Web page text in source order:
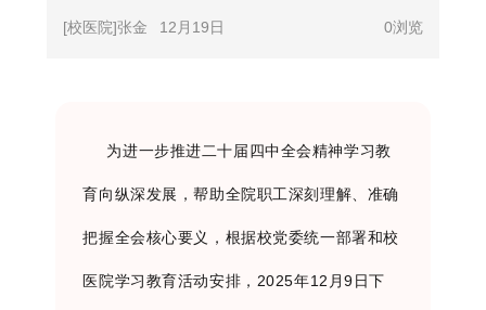
[校医院]张金 12月19日 0浏览
为进一步推进二十届四中全会精神学习教
育向纵深发展，帮助全院职工深刻理解、准确
把握全会核心要义，根据校党委统一部署和校
医院学习教育活动安排， 2025年12 月9日下